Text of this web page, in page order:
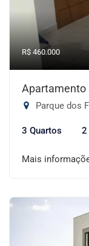
R$ 460.000
Apartamento
Parque dos
3 Quartos 2
Mais